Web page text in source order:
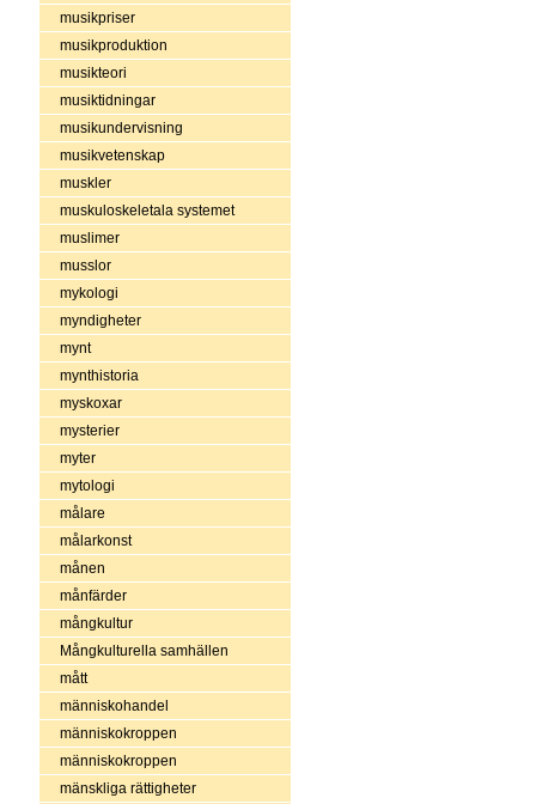
musikpriser
musikproduktion
musikteori
musiktidningar
musikundervisning
musikvetenskap
muskler
muskuloskeletala systemet
muslimer
musslor
mykologi
myndigheter
mynt
mynthistoria
myskoxar
mysterier
myter
mytologi
målare
målarkonst
månen
månfärder
mångkultur
Mångkulturella samhällen
mått
människohandel
människokroppen
människokroppen
mänskliga rättigheter